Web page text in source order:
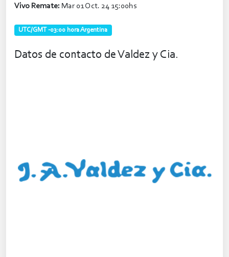
Vivo Remate: Mar 01 Oct. 24 15:00hs
UTC/GMT -03:00 hora Argentina
Datos de contacto de Valdez y Cia.